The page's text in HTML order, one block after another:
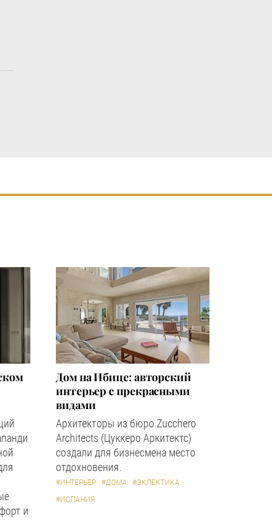
и
Дом на Ибице: авторский
интерьер с прекрасными
видами
Архитекторы из бюро Zucchero
Architects (Цуккеро Аркитектс)
создали для бизнесмена место
отдохновения.
#ИНТЕРЬЕР #ДОМА
#ЭКЛЕКТИКА
#ИСПАНИЯ